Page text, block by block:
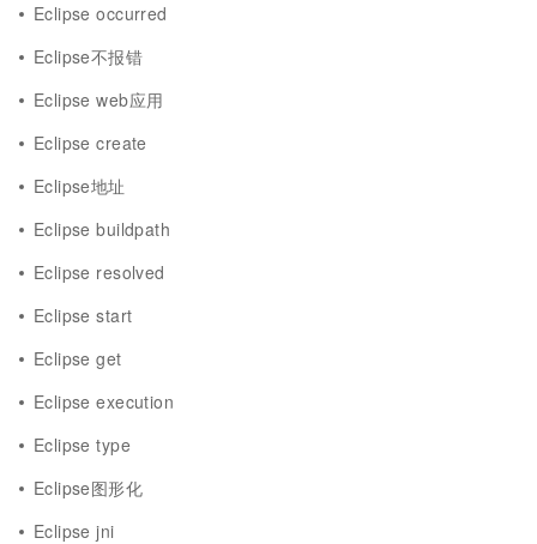
Eclipse occurred
Eclipse不报错
Eclipse web应用
Eclipse create
Eclipse地址
Eclipse buildpath
Eclipse resolved
Eclipse start
Eclipse get
Eclipse execution
Eclipse type
Eclipse图形化
Eclipse jni